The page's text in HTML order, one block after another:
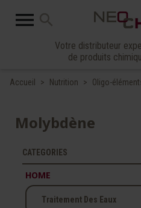
 search
Votre distributeur
de produits
Accueil Nutrition Oligo-
Molybdène
CATEGORIES
HOME
Traitement Des Eaux